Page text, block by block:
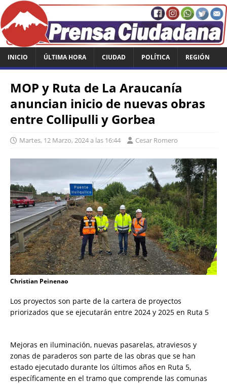
INICIO ÚLTIMA HORA CIUDAD POLÍTICA REGIÓN
MOP y Ruta de La Araucanía
anuncian inicio de nuevas obras
entre Collipulli y Gorbea
Martes, 12 Marzo, 2024 a las 16:44 Cesar Romero
Christian Peinenao
Los proyectos son parte de la cartera de proyectos
priorizados que se ejecutarán entre 2024 y 2025 en Ruta 5
Mejoras en iluminación, nuevas pasarelas, atraviesos y
zonas de paraderos son parte de las obras que se han
estado ejecutado durante los últimos años en Ruta 5,
específicamente en el tramo que comprende las comunas